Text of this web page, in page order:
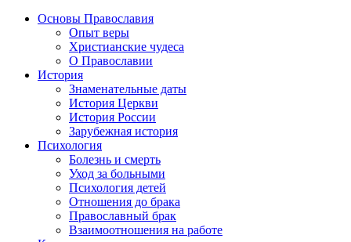
Основы Православия
Опыт веры
Христианские чудеса
О Православии
История
Знаменательные даты
История Церкви
История России
Зарубежная история
Психология
Болезнь и смерть
Уход за больными
Психология детей
Отношения до брака
Православный брак
Взаимоотношения на работе